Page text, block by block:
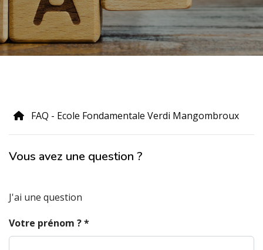
FAQ - Ecole Fondamentale Verdi Mangombroux
Vous avez une question ?
J'ai une question
Votre prénom ?*